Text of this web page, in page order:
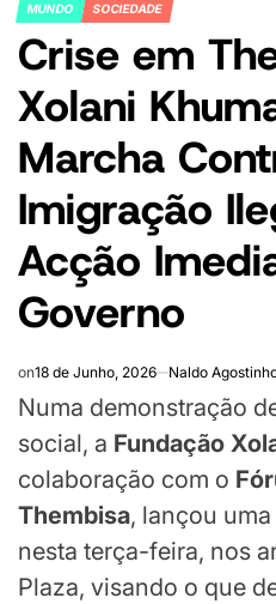
POSTED
IN
MUNDO SOCIEDADE
Crise em
Xolani
Marcha
Imigração
Acção
Governo
on18 de Junho, 2026 Naldo
Numa demonstração
social, a Fundação
colaboração com o
Thembisa, lançou
nesta terça-feira, nos
Plaza, visando o que